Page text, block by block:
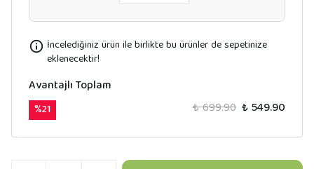
İncelediğiniz ürün ile birlikte bu ürünler de sepetinize
eklenecektir!
Avantajlı Toplam
%21 ₺ 699.90 ₺ 549.90